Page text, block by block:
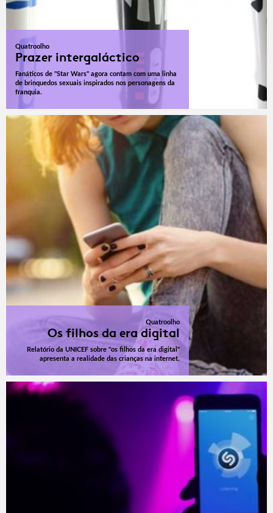
Quatroolho
Prazer intergaláctico
Fanáticos de "Star Wars" agora contam com uma linha
de brinquedos sexuais inspirados nos personagens da
franquia.
Quatroolho
Os filhos da era digital
Relatório da UNICEF sobre "os filhos da era digital"
apresenta a realidade das crianças na internet.